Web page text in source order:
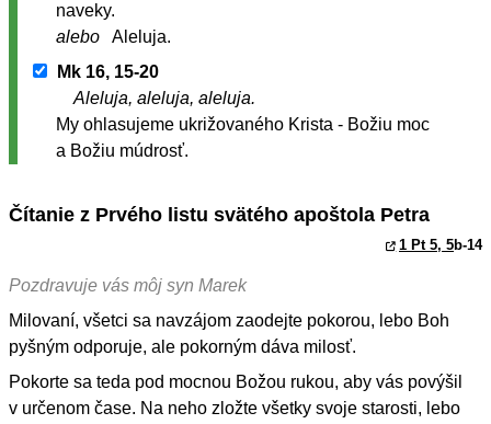
naveky.
alebo
Aleluja.
Mk 16, 15-20
Aleluja, aleluja, aleluja.
My ohlasujeme ukrižovaného Krista - Božiu moc
a Božiu múdrosť.
Čítanie z Prvého listu svätého apoštola Petra
1 Pt 5, 5b-14
Pozdravuje vás môj syn Marek
Milovaní, všetci sa navzájom zaodejte pokorou, lebo Boh
pyšným odporuje, ale pokorným dáva milosť.
Pokorte sa teda pod mocnou Božou rukou, aby vás povýšil
v určenom čase. Na neho zložte všetky svoje starosti, lebo